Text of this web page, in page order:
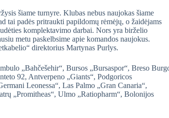
šiame turnyre. Klubas nebus naujokas šiame
tai padės pritraukti papildomų rėmėjų, o žaidėjams
komplektavimo darbai. Nors yra birželio
metu paskelbsime apie komandos naujokus.
direktorius Martynas Purlys.
„Bahčešehir“, Bursos „Bursaspor“, Breso
92, Antverpeno „Giants“, Podgoricos
Leonessa“, Las Palmo „Gran Canaria“,
„Promitheas“, Ulmo „Ratiopharm“, Bolonijos